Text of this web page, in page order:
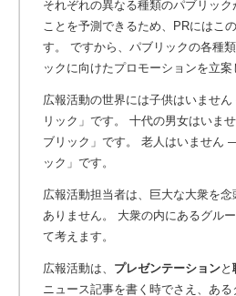
それぞれの異なる種類のパブリッ
ことを予測できるため、PRにはこ
す。 ですから、パブリックの各種
ックに向けたプロモーションを立
広報活動の世界には子供はいませ
リック」です。 十代の男女はいま
ブリック」です。 老人はいません
ック」です。
広報活動担当者は、巨大な大衆を
ありません。 大衆の内にあるグル
て考えます。
広報活動は、 プレゼンテーションと
ニュース記事を書く時でさえ、あ